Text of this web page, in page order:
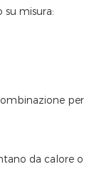
su misura:
per
da calore o